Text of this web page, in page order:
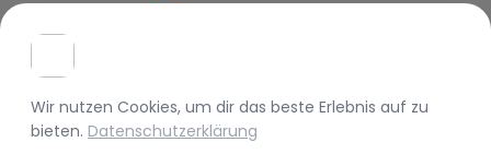
Wir nutzen Cookies, um dir das beste Erlebnis auf zu
bieten. Datenschutzerklärung